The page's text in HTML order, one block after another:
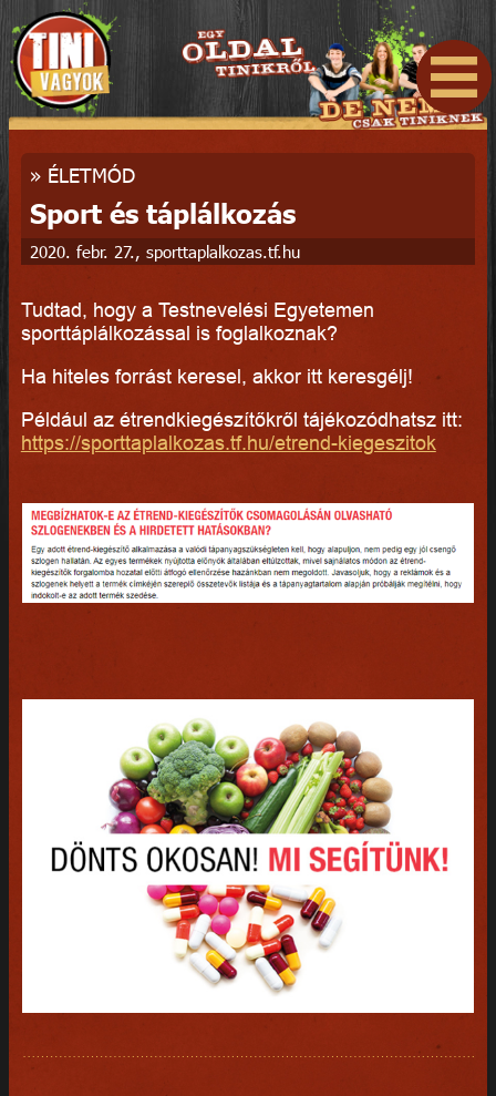
» ÉLETMÓD
Sport és táplálkozás
2020. febr. 27., sporttaplalkozas.tf.hu
Tudtad, hogy a Testnevelési Egyetemen
sporttáplálkozással is foglalkoznak?
Ha hiteles forrást keresel, akkor itt keresgélj!
Például az étrendkiegészítőkről tájékozódhatsz itt:
https://sporttaplalkozas.tf.hu/etrend-kiegeszitok